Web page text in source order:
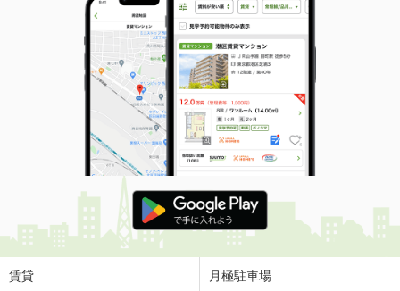
賃貸 月極駐車場